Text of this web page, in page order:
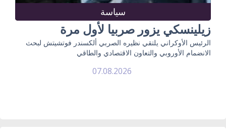
سياسة
زيلينسكي يزور صربيا لأول مرة
الرئيس الأوكراني يلتقي نظيره الصربي ألكسندر فوتشيتش لبحث
الانضمام الأوروبي والتعاون الاقتصادي والطاقي
07.08.2026